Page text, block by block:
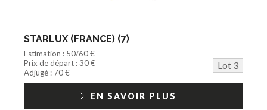
STARLUX (FRANCE) (7)
Estimation : 50/60 €
Prix de départ : 30 €
Lot 3
Adjugé : 70 €
EN SAVOIR PLUS